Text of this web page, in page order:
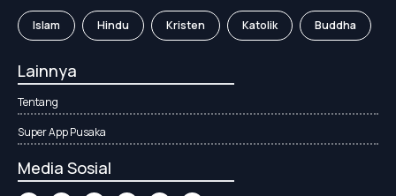
Islam Hindu Kristen Katolik Buddha
Lainnya
Tentang
Super App Pusaka
Media Sosial